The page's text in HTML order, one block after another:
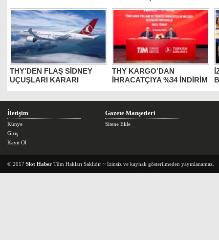
THY’DEN FLAŞ SİDNEY
UÇUŞLARI KARARI
THY KARGO’DAN
İHRACATÇIYA %34 İNDİRİM
İletişim
Künye
Giriş
Kayıt Ol
Gazete Manşetleri
Sitene Ekle
© 2017 Slot Haber Tüm Hakları Saklıdır ~ İzinsiz ve kaynak gösterilmeden yayınlanamaz.